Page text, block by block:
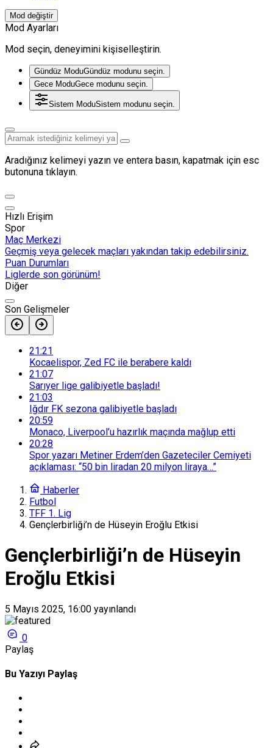
Mod değiştir
Mod Ayarları
Mod seçin, deneyimini kişiselleştirin.
Gündüz ModuGündüz modunu seçin.
Gece ModuGece modunu seçin.
Sistem ModuSistem modunu seçin.
Aradığınız kelimeyi yazın ve entera basın, kapatmak için esc
butonuna tıklayın.
Hızlı Erişim
Spor
Maç Merkezi
Geçmiş veya gelecek maçları yakından takip edebilirsiniz.
Puan Durumları
Liglerde son görünüm!
Diğer
Son Gelişmeler
21:21
Kocaelispor, Zed FC ile berabere kaldı
21:07
Sarıyer lige galibiyetle başladı!
21:03
Iğdır FK sezona galibiyetle başladı
20:59
Monaco, Liverpool’u hazırlık maçında mağlup etti
20:28
Spor yazarı Metiner Erdem’den Gazeteciler Cemiyeti
açıklaması: “50 bin liradan 20 milyon liraya…”
Haberler
Futbol
TFF 1. Lig
Gençlerbirliği’n de Hüseyin Eroğlu Etkisi
Gençlerbirliği’n de Hüseyin
Eroğlu Etkisi
5 Mayıs 2025, 16:00 yayınlandı
0
Paylaş
Bu Yazıyı Paylaş